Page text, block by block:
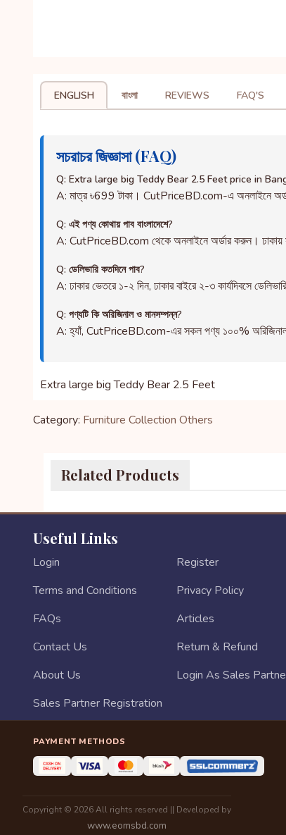
ENGLISH বাংলা REVIEWS FAQ'S
সচরাচর জিজ্ঞাসা (FAQ)
Q: Extra large big Teddy Bear 2.5 Feet price in
A: মাত্র ৳699 টাকা। CutPriceBD.com-এ অনলাইনে
Q: এই পণ্য কোথায় পাব বাংলাদেশে?
A: CutPriceBD.com থেকে অনলাইনে অর্ডার করুন। ঢাকায়
Q: ডেলিভারি কতদিনে পাব?
A: ঢাকার ভেতরে ১-২ দিন, ঢাকার বাইরে ২-৩ কার্যদিবসে
Q: পণ্যটি কি অরিজিনাল ও মানসম্পন্ন?
A: হ্যাঁ, CutPriceBD.com-এর সকল পণ্য ১০০% অরিজিনাল ও
Extra large big Teddy Bear 2.5 Feet
Category: Furniture Collection Others
Related Products
Useful Links
Login
Register
Terms and Conditions
Privacy Policy
FAQs
Articles
Contact Us
Return & Refund
About Us
Login As Sales
Sales Partner Registration
PAYMENT METHODS
Copyright © 2026 All rights reserved || Developed by
www.eomsbd.com